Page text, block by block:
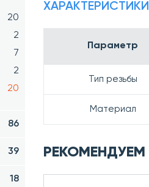
20
2
7
2
20
86
39
18
ХАРАКТЕРИСТИКИ
Параметр
Тип резьбы
Материал
РЕКОМЕНДУЕМ